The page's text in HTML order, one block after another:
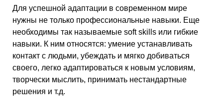
Для успешной адаптации в современном мире
нужны не только профессиональные навыки. Еще
необходимы так называемые soft skills или гибкие
навыки. К ним относятся: умение устанавливать
контакт с людьми, убеждать и мягко добиваться
своего, легко адаптироваться к новым условиям,
творчески мыслить, принимать нестандартные
решения и т.д.